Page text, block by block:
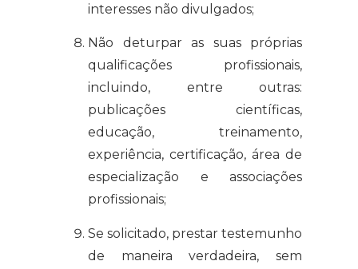
interesses não divulgados;
Não deturpar as suas próprias
qualificações profissionais,
incluindo, entre outras:
publicações científicas,
educação, treinamento,
experiência, certificação, área de
especialização e associações
profissionais;
Se solicitado, prestar testemunho
de maneira verdadeira, sem